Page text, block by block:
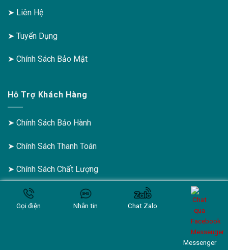
➤ Liên Hệ
➤ Tuyển Dụng
➤ Chính Sách Bảo Mật
Hỗ Trợ Khách Hàng
➤ Chính Sách Bảo Hành
➤ Chính Sách Thanh Toán
➤ Chính Sách Chất Lượng
Gọi điện Nhắn tin Chat Zalo
Messenger